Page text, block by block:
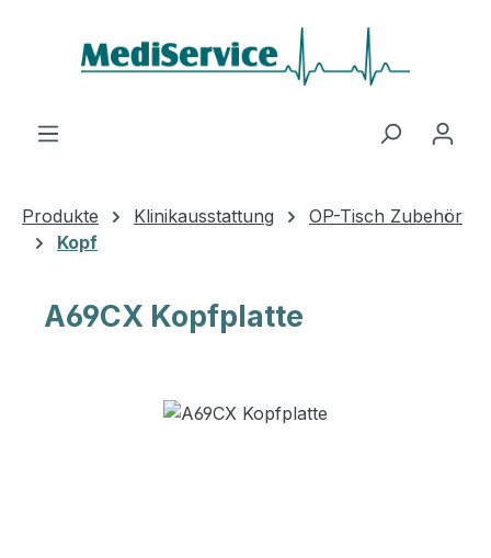
Produkte Klinikausstattung
OP-Tisch Zubehör
Kopf
A69CX Kopfplatte
Bildergalerie überspringen